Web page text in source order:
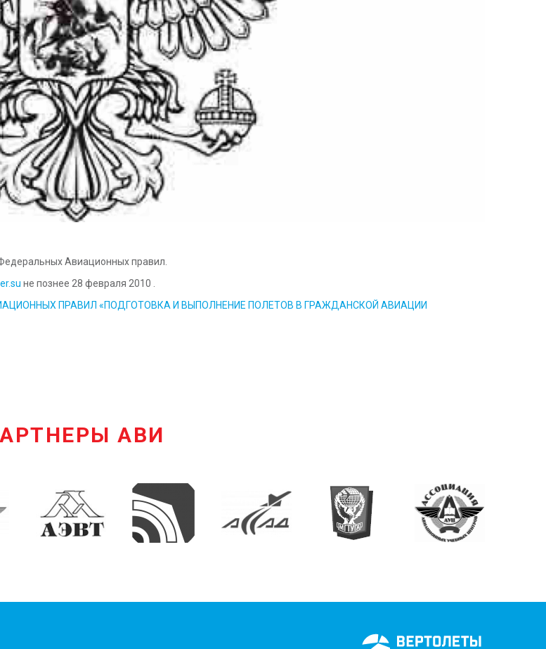
Авиационных правил.
не познее 28 февраля 2010 .
ПРАВИЛ «ПОДГОТОВКА И ВЫПОЛНЕНИЕ ПОЛЕТОВ В ГРАЖДАНСКОЙ АВИАЦИИ
АВИ